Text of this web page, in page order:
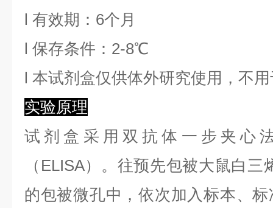
l 有效期：6个月
l 保存条件： 2-8℃
l 本试剂盒仅供体外研究使用，不
实验原理
试剂盒采用双抗体一步夹心
（ELISA）。往预先包被大鼠白
的包被微孔中，依次加入标本、